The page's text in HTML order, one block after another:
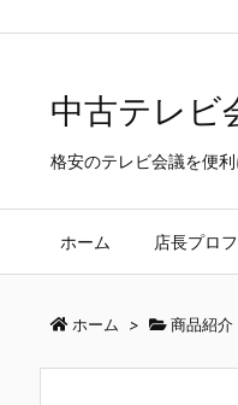
中古テレビ
格安のテレビ会議を便
ホーム 店長プロ
ホーム > 商品紹介